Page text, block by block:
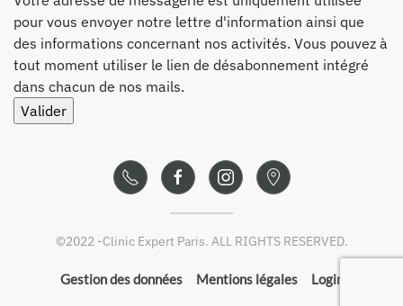
pour vous envoyer notre lettre d'information ainsi que
des informations concernant nos activités. Vous pouvez à
tout moment utiliser le lien de désabonnement intégré
dans chacun de nos mails.
©2022 -Clinic Expert Paris. ALL RIGHTS RESERVED.
Gestion des données Mentions légales Login